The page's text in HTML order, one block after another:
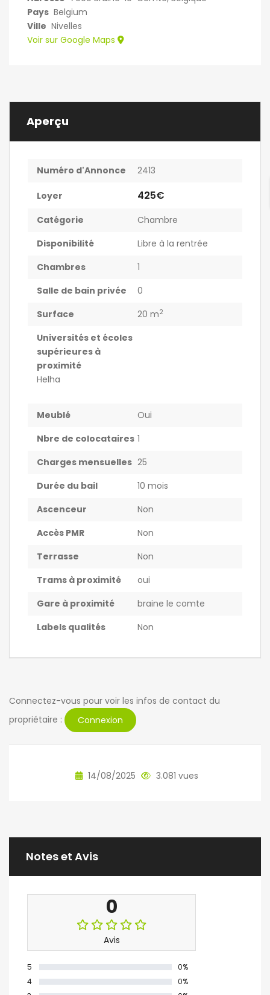
Pays Belgium
Ville Nivelles
Voir sur Google Maps
Aperçu
Numéro d'Annonce 2413
Loyer 425€
Catégorie
Chambre
Disponibilité
Libre à la rentrée
Chambres
1
Salle de bain privée
0
Surface
20 m2
Universités et écoles
supérieures à
proximité
Helha
Meublé
Oui
Nbre de colocataires 1
Charges mensuelles 25
Durée du bail
10 mois
Ascenceur
Non
Accès PMR
Non
Terrasse
Non
Trams à proximité
oui
Gare à proximité
braine le comte
Labels qualités
Non
Connectez-vous pour voir les infos de contact du
propriétaire :
Connexion
14/08/2025 3.081 vues
Notes et Avis
0
Avis
5
0%
4
0%